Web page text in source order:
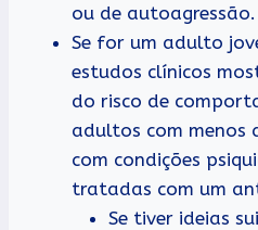
ou de autoagressão.
Se for um adulto
estudos clínicos
do risco de
adultos com menos
com condições
tratadas com um
Se tiver ideias